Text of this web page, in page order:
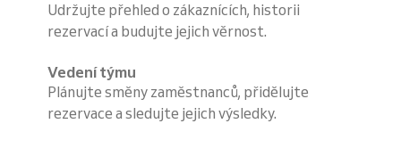
Udržujte přehled o zákaznících, historii
rezervací a budujte jejich věrnost.
Vedení týmu
Plánujte směny zaměstnanců, přidělujte
rezervace a sledujte jejich výsledky.